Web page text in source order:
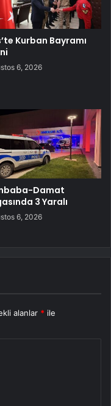
Kurban Bayramı
6, 2026
Damat
3 Yaralı
6, 2026
alanlar * ile